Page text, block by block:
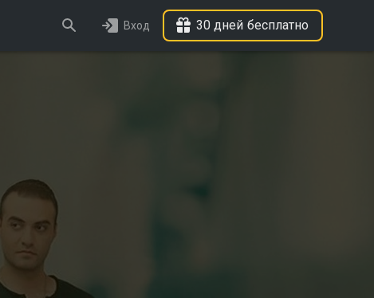
Вход 30 дней бесплатно